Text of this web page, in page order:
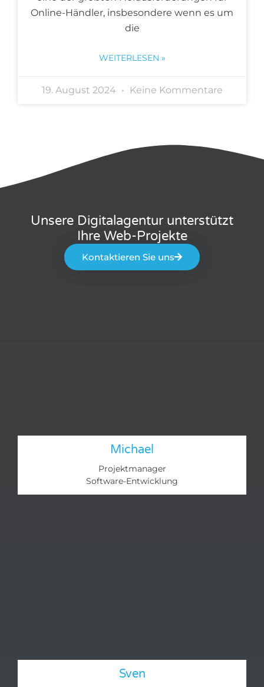
Online-Händler, insbesondere wenn es um
die
WEITERLESEN »
19. August 2024 Keine Kommentare
Unsere Digitalagentur unterstützt
Ihre Web-Projekte
Kontaktieren Sie uns
Michael
Projektmanager
Software-Entwicklung
Sven